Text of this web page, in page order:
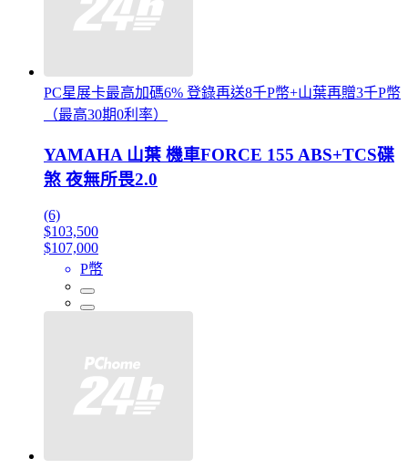
PC星展卡最高加碼6% 登錄再送8千P幣+山葉再贈3千P幣
（最高30期0利率）
YAMAHA 山葉 機車FORCE 155 ABS+TCS碟
煞 夜無所畏2.0
(6)
$103,500
$107,000
P幣